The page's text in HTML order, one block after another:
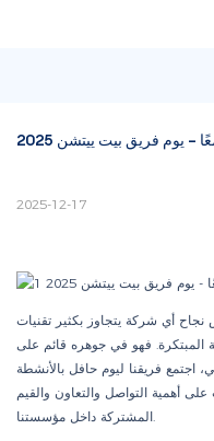
- يوم فريق بيت ييتشن 2025
2025-12-17
أي شركة يتجاوز بكثير تقنيات
المبتكرة. فهو في جوهره قائم على
اجتمع فريقنا ليوم حافل بالأنشطة
أهمية التواصل والتعاون والقيم
المشتركة داخل مؤسستنا.